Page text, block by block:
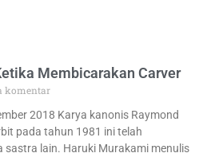
Membicarakan Carver
komentar
2018 Karya kanonis Raymond
pada tahun 1981 ini telah
sastra lain. Haruki Murakami menulis